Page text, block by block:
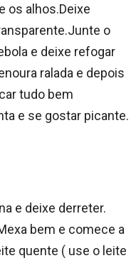
os alhos.Deixe
o
e deixe refogar
ralada e depois
tudo bem
e se gostar picante.
e deixe derreter.
bem e comece a
quente ( use o leite